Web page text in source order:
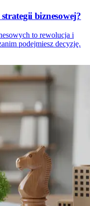
biznesowej?
to rewolucja i
podejmiesz decyzję.